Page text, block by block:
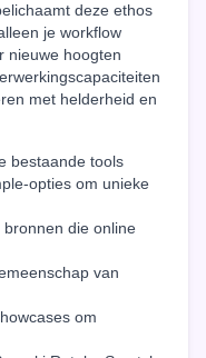
deze ethos
je workflow
nieuwe hoogten
met helderheid en
bestaande tools
opties om unieke
die online
van
om